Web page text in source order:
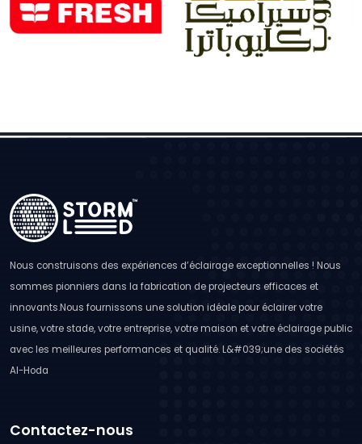
Nous construisons des expériences d’éclairage exceptionnelles ! Nous
sommes pionniers dans la fabrication de projecteurs efficaces et
innovants.Nous fournissons une solution idéale pour éclairer votre
usine, votre stade, votre entreprise, votre maison et votre éclairage public
avec les meilleures performances et qualité. L&#039;une des sociétés
Al-Hoda
Contactez-nous